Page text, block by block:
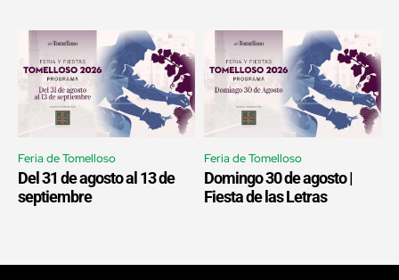
Feria de Tomelloso
Del 31 de agosto al 13 de
septiembre
Feria de Tomelloso
Domingo 30 de agosto |
Fiesta de las Letras